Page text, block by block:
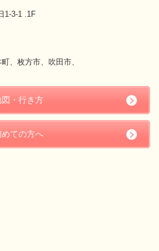
1-3-1 .1F
、枚方市、吹田市、
図・行き方
めての方へ